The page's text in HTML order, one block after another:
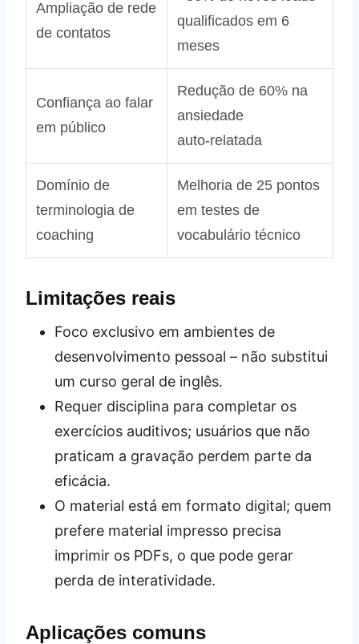
Ampliação de rede
de contatos
qualificados em 6
meses
Confiança ao falar
em público
Redução de 60% na
ansiedade
auto‑relatada
Domínio de
terminologia de
coaching
Melhoria de 25 pontos
em testes de
vocabulário técnico
Limitações reais
Foco exclusivo em ambientes de
desenvolvimento pessoal – não substitui
um curso geral de inglês.
Requer disciplina para completar os
exercícios auditivos; usuários que não
praticam a gravação perdem parte da
eficácia.
O material está em formato digital; quem
prefere material impresso precisa
imprimir os PDFs, o que pode gerar
perda de interatividade.
Aplicações comuns